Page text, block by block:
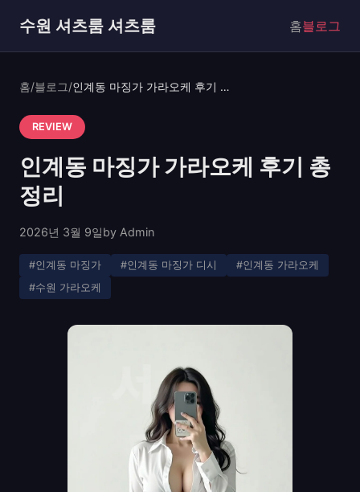
수원 셔츠룸 셔츠룸 홈블로그
홈/블로그/ 인계동 마징가 가라오케 후기 총정리
REVIEW
인계동 마징가 가라오케 후기 총
정리
2026년 3월 9일by Admin
#인계동 마징가 #인계동 마징가 디시
#인계동 가라오케
#수원 가라오케